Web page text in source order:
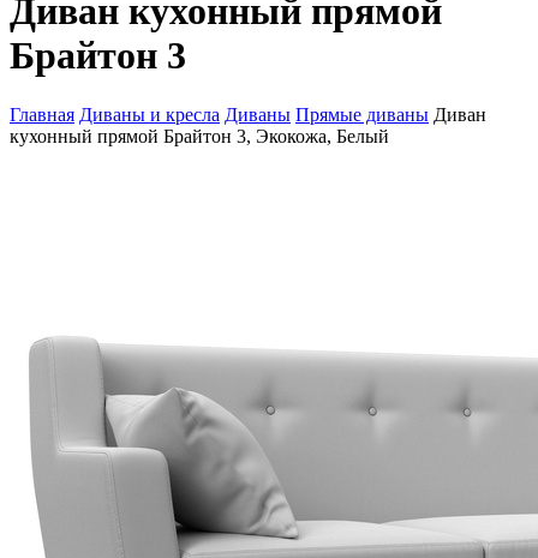
Диван кухонный прямой
Брайтон 3
Главная Диваны и кресла Диваны Прямые диваны Диван
кухонный прямой Брайтон 3, Экокожа, Белый